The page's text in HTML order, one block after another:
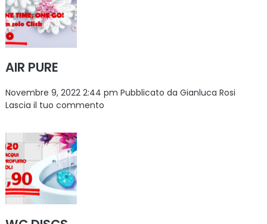
AIR PURE
Novembre 9, 2022 2:44 pm Pubblicato da Gianluca Rosi
Lascia il tuo commento